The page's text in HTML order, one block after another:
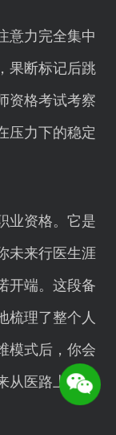
意力完全集中
果断标记后跳
资格考试考察
压力下的稳定
业资格。它是
未来行医生涯
开端。这段备
梳理了整个人
模式后，你会
从医路上最坚